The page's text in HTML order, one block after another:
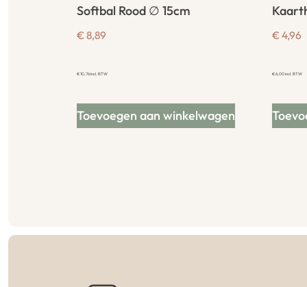
Softbal Rood ∅ 15cm
€ 8,89
€10,76incl. BTW
Toevoegen aan winkelwagen
€ 4,96
€6,00incl. BTW